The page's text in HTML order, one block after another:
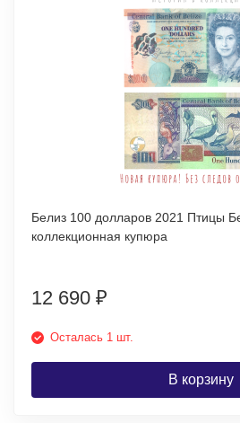
Белиз 100 долларов 2021 Птицы
коллекционная купюра
12 690 ₽
Осталась 1 шт.
В корзину